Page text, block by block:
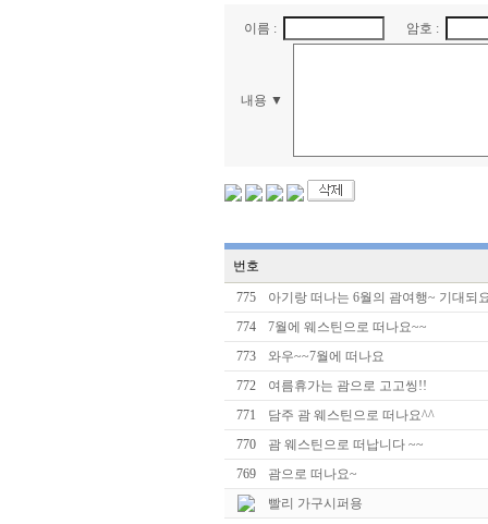
이름 : 암호 :
내용 ▼
번호
775
아기랑 떠나는 6월의 괌여행~ 기대되
774
7월에 웨스틴으로 떠나요~~
773
와우~~7월에 떠나요
772
여름휴가는 괌으로 고고씽!!
771
담주 괌 웨스틴으로 떠나요^^
770
괌 웨스틴으로 떠납니다 ~~
769
괌으로 떠나요~
빨리 가구시퍼용